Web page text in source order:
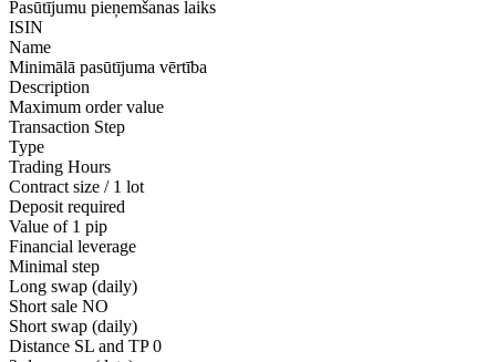
Pasūtījumu pieņemšanas laiks
ISIN
Name
Minimālā pasūtījuma vērtība
Description
Maximum order value
Transaction Step
Type
Trading Hours
Contract size / 1 lot
Deposit required
Value of 1 pip
Financial leverage
Minimal step
Long swap (daily)
Short sale NO
Short swap (daily)
Distance SL and TP 0